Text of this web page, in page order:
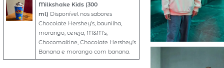
Milkshake Kids (300
ml) Disponível nos sabores
Chocolate Hershey’s, baunilha,
morango, cereja, M&M’s,
Chocomaltine, Chocolate Hershey’s
Banana e morango com banana.